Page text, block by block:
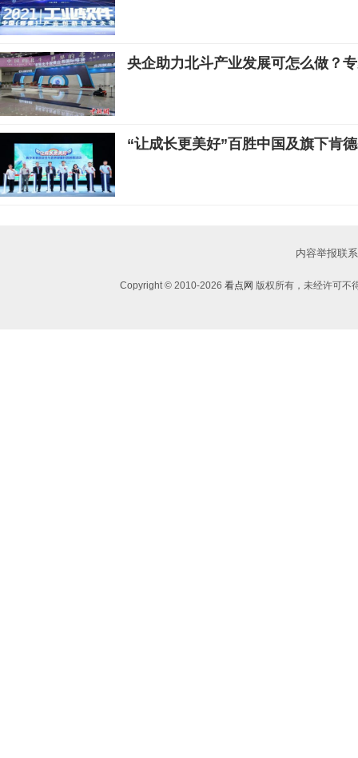
央企助力北斗产业发展可怎么做？
“让成长更美好”百胜中国及旗下肯
内容举报联
Copyright © 2010-2026 看点网 版权所有，未经许可不